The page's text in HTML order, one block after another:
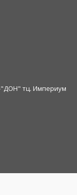
"ДОН" тц. Империум